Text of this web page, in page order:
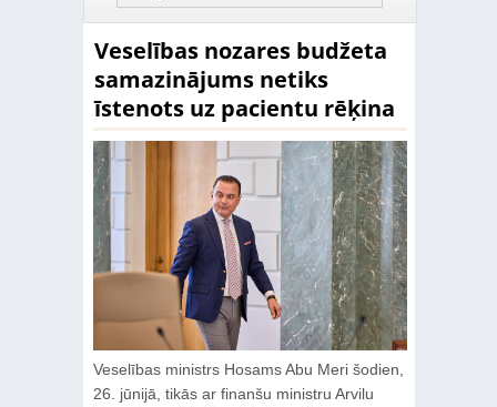
Veselības nozares budžeta
samazinājums netiks
īstenots uz pacientu rēķina
Veselības ministrs Hosams Abu Meri šodien,
26. jūnijā, tikās ar finanšu ministru Arvilu